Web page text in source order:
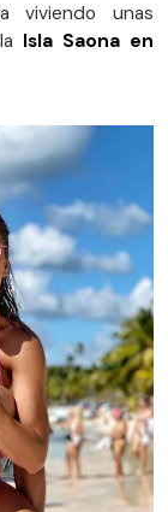
viviendo unas
Isla Saona en